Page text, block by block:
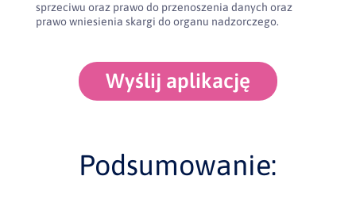
sprzeciwu oraz prawo do przenoszenia danych oraz
prawo wniesienia skargi do organu nadzorczego.
Wyślij aplikację
Podsumowanie: